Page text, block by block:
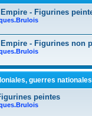
- Figurines
- Figurines non
guerres
peintes